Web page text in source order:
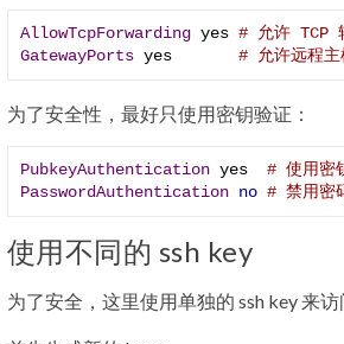
AllowTcpForwarding yes # 允许 TCP
GatewayPorts yes # 允许远程主
为了安全性，最好只使用密钥验证：
PubkeyAuthentication yes # 使用密
PasswordAuthentication no # 禁用密
使用不同的 ssh key
为了安全，这里使用单独的 ssh key 来访